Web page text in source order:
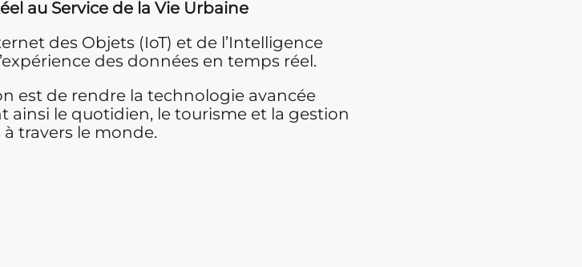
au Service de la Vie Urbaine
des Objets (IoT) et de l’Intelligence
des données en temps réel.
est de rendre la technologie avancée
ainsi le quotidien, le tourisme et la gestion
à travers le monde.